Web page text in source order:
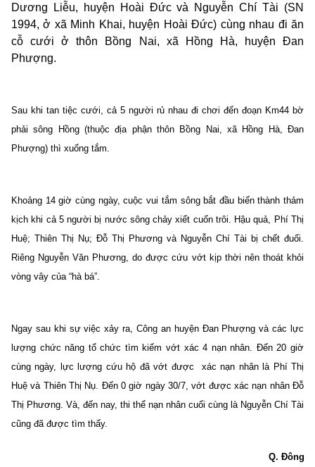
Dương Liễu, huyện Hoài Đức và Nguyễn Chí Tài (SN
1994, ở xã Minh Khai, huyện Hoài Đức) cùng nhau đi ăn
cỗ cưới ở thôn Bồng Nai, xã Hồng Hà, huyện Đan
Phượng.
Sau khi tan tiệc cưới, cả 5 người rủ nhau đi chơi đến đoạn Km44 bờ
phải sông Hồng (thuộc địa phận thôn Bồng Nai, xã Hồng Hà, Đan
Phượng) thì xuống tắm.
Khoảng 14 giờ cùng ngày, cuộc vui tắm sông bắt đầu biến thành thảm
kịch khi cả 5 người bị nước sông chảy xiết cuốn trôi. Hậu quả, Phí Thị
Huệ; Thiên Thị Nụ; Đỗ Thị Phương và Nguyễn Chí Tài bị chết đuối.
Riêng Nguyễn Văn Phương, do được cứu vớt kịp thời nên thoát khỏi
vòng vây của “hà bá”.
Ngay sau khi sự việc xảy ra, Công an huyện Đan Phượng và các lực
lượng chức năng tổ chức tìm kiếm vớt xác 4 nạn nhân. Đến 20 giờ
cùng ngày, lực lượng cứu hộ đã vớt được xác nạn nhân là Phí Thị
Huệ và Thiên Thị Nụ. Đến 0 giờ ngày 30/7, vớt được xác nạn nhân Đỗ
Thị Phương. Và, đến nay, thi thể nạn nhân cuối cùng là Nguyễn Chí Tài
cũng đã được tìm thấy.
Q. Đông